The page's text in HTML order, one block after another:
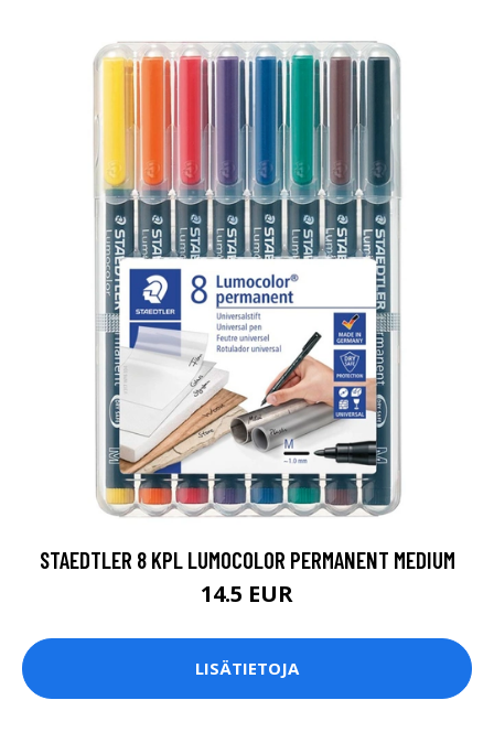
STAEDTLER 8 KPL LUMOCOLOR PERMANENT MEDIUM
14.5 EUR
LISÄTIETOJA